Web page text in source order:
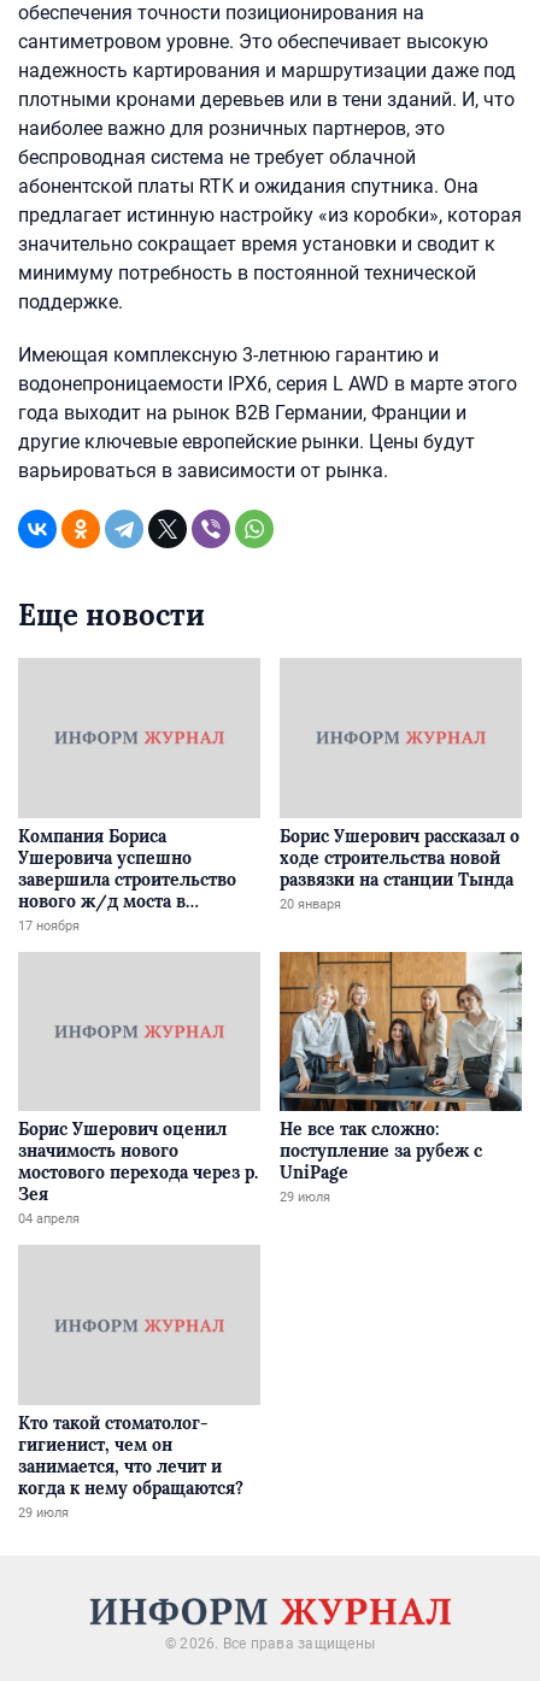
обеспечения точности позиционирования на
сантиметровом уровне. Это обеспечивает высокую
надежность картирования и маршрутизации даже под
плотными кронами деревьев или в тени зданий. И, что
наиболее важно для розничных партнеров, это
беспроводная система не требует облачной
абонентской платы RTK и ожидания спутника. Она
предлагает истинную настройку «из коробки», которая
значительно сокращает время установки и сводит к
минимуму потребность в постоянной технической
поддержке.
Имеющая комплексную 3-летнюю гарантию и
водонепроницаемости IPX6, серия L AWD в марте этого
года выходит на рынок B2B Германии, Франции и
другие ключевые европейские рынки. Цены будут
варьироваться в зависимости от рынка.
Еще новости
Компания Бориса
Ушеровича успешно
завершила строительство
нового ж/д моста в
Забайкалье
17 ноября
Борис Ушерович рассказал о
ходе строительства новой
развязки на станции Тында
20 января
Борис Ушерович оценил
значимость нового
мостового перехода через р.
Зея
04 апреля
Не все так сложно:
поступление за рубеж с
UniPage
29 июля
Кто такой стоматолог-
гигиенист, чем он
занимается, что лечит и
когда к нему обращаются?
29 июля
© 2026. Все права защищены